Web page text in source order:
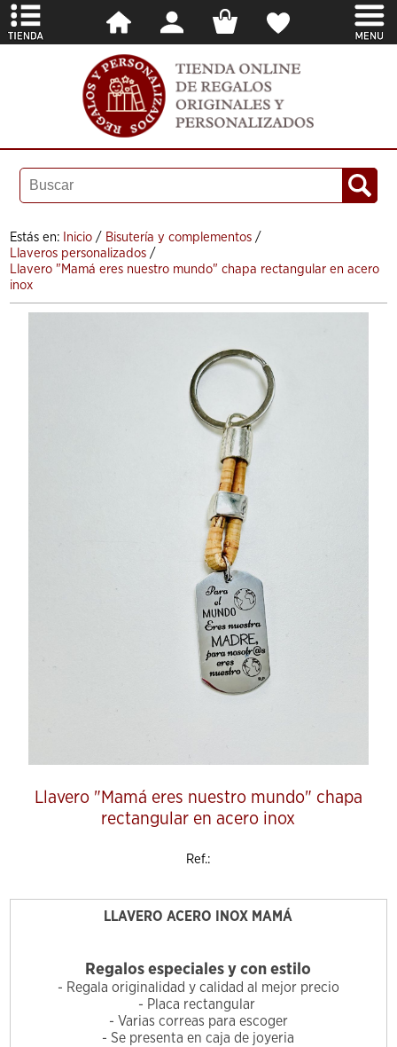
Estás en: Inicio / Bisutería y complementos /
Llaveros personalizados /
Llavero "Mamá eres nuestro mundo" chapa rectangular en acero
inox
Llavero "Mamá eres nuestro mundo" chapa
rectangular en acero inox
Ref.:
LLAVERO ACERO INOX MAMÁ
Regalos especiales y con estilo
- Regala originalidad y calidad al mejor precio
- Placa rectangular
- Varias correas para escoger
- Se presenta en caja de joyeria